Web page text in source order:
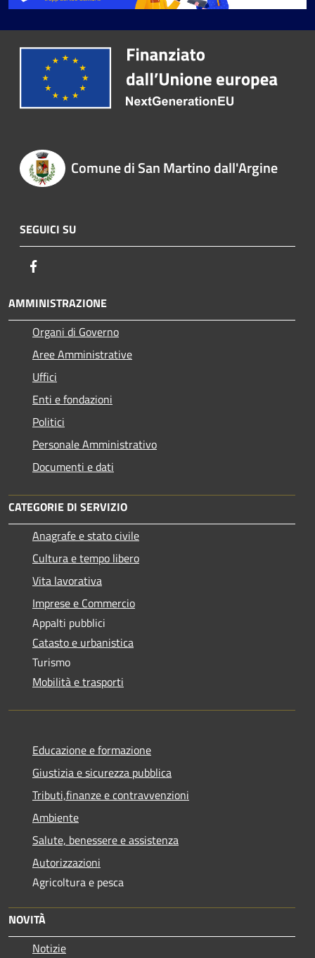
Comune di San Martino dall'Argine
SEGUICI SU
AMMINISTRAZIONE
Organi di Governo
Aree Amministrative
Uffici
Enti e fondazioni
Politici
Personale Amministrativo
Documenti e dati
CATEGORIE DI SERVIZIO
Anagrafe e stato civile
Cultura e tempo libero
Vita lavorativa
Imprese e Commercio
Appalti pubblici
Catasto e urbanistica
Turismo
Mobilità e trasporti
Educazione e formazione
Giustizia e sicurezza pubblica
Tributi,finanze e contravvenzioni
Ambiente
Salute, benessere e assistenza
Autorizzazioni
Agricoltura e pesca
NOVITÀ
Notizie